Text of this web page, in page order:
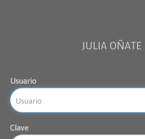
JULIA OÑATE
Usuario
Clave